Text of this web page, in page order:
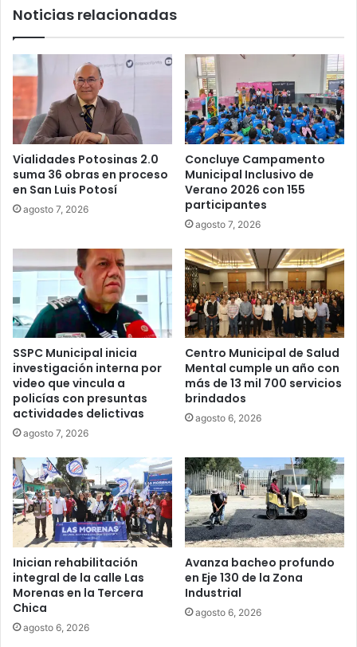
Noticias relacionadas
Vialidades Potosinas 2.0
suma 36 obras en proceso
en San Luis Potosí
agosto 7, 2026
Concluye Campamento
Municipal Inclusivo de
Verano 2026 con 155
participantes
agosto 7, 2026
SSPC Municipal inicia
investigación interna por
video que vincula a
policías con presuntas
actividades delictivas
agosto 7, 2026
Centro Municipal de Salud
Mental cumple un año con
más de 13 mil 700 servicios
brindados
agosto 6, 2026
Inician rehabilitación
integral de la calle Las
Morenas en la Tercera
Chica
agosto 6, 2026
Avanza bacheo profundo
en Eje 130 de la Zona
Industrial
agosto 6, 2026